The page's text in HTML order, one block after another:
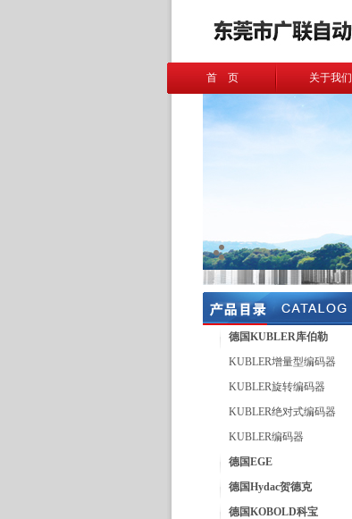
首 页 关于我们
德国KUBLER库伯勒
KUBLER增量型编码器
KUBLER旋转编码器
KUBLER绝对式编码器
KUBLER编码器
德国EGE
德国Hydac贺德克
德国KOBOLD科宝